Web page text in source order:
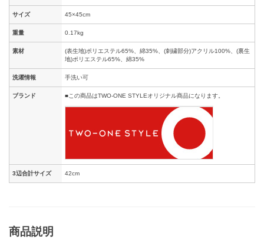
サイズ 45×45cm
重量 0.17kg
素材
(表生地)ポリエステル65%、綿35%、(刺繍部分)アクリル100%、(裏生
地)ポリエステル65%、綿35%
洗濯情報 手洗い可
ブランド ■この商品はTWO-ONE STYLEオリジナル商品になります。
3辺合計サイズ 42cm
商品説明